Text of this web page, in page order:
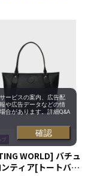
WORLD] バチュ
ティア[トートバッ
ービスの案内、広告配
や広告データなどの情
合があります。詳細Q&A
確認